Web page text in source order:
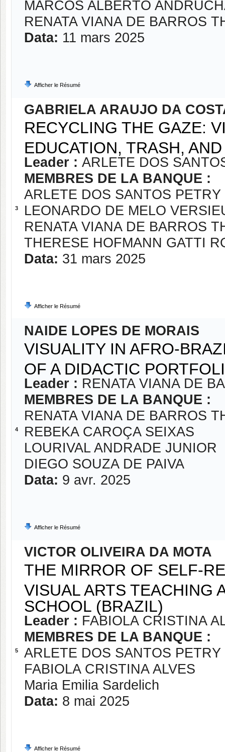
MARCOS ALBERTO
RENATA VIANA DE BARROS
Data: 11 mars 2025
Afficher le Résumé
3
GABRIELA ARAUJO DA
RECYCLING THE GAZE:
EDUCATION, TRASH,
Leader : ARLETE DOS
MEMBRES DE LA BANQUE :
ARLETE DOS SANTOS PETRY
LEONARDO DE MELO
RENATA VIANA DE BARROS
THERESE HOFMANN GATTI
Data: 31 mars 2025
Afficher le Résumé
4
NAIDE LOPES DE MORAIS
VISUALITY IN AFRO-
OF A DIDACTIC
Leader : RENATA VIANA DE
MEMBRES DE LA BANQUE :
RENATA VIANA DE BARROS
REBEKA CAROÇA SEIXAS
LOURIVAL ANDRADE JUNIOR
DIEGO SOUZA DE PAIVA
Data: 9 avr. 2025
Afficher le Résumé
5
VICTOR OLIVEIRA DA MOTA
THE MIRROR OF SELF-
VISUAL ARTS TEACHING
SCHOOL (BRAZIL)
Leader : FABIOLA CRISTINA
MEMBRES DE LA BANQUE :
ARLETE DOS SANTOS PETRY
FABIOLA CRISTINA ALVES
Maria Emilia Sardelich
Data: 8 mai 2025
Afficher le Résumé